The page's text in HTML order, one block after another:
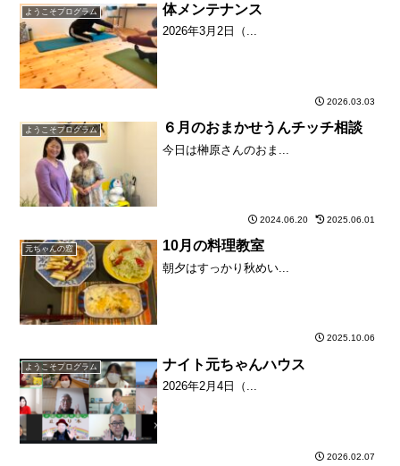
ようこそプログラム 体メンテナンス
2026年3月2日（...
2026.03.03
ようこそプログラム ６月のおまかせうんチッチ相談
今日は榊原さんのおま...
2024.06.20 2025.06.01
元ちゃんの窓 10月の料理教室
朝夕はすっかり秋めい...
2025.10.06
ようこそプログラム ナイト元ちゃんハウス
2026年2月4日（...
2026.02.07